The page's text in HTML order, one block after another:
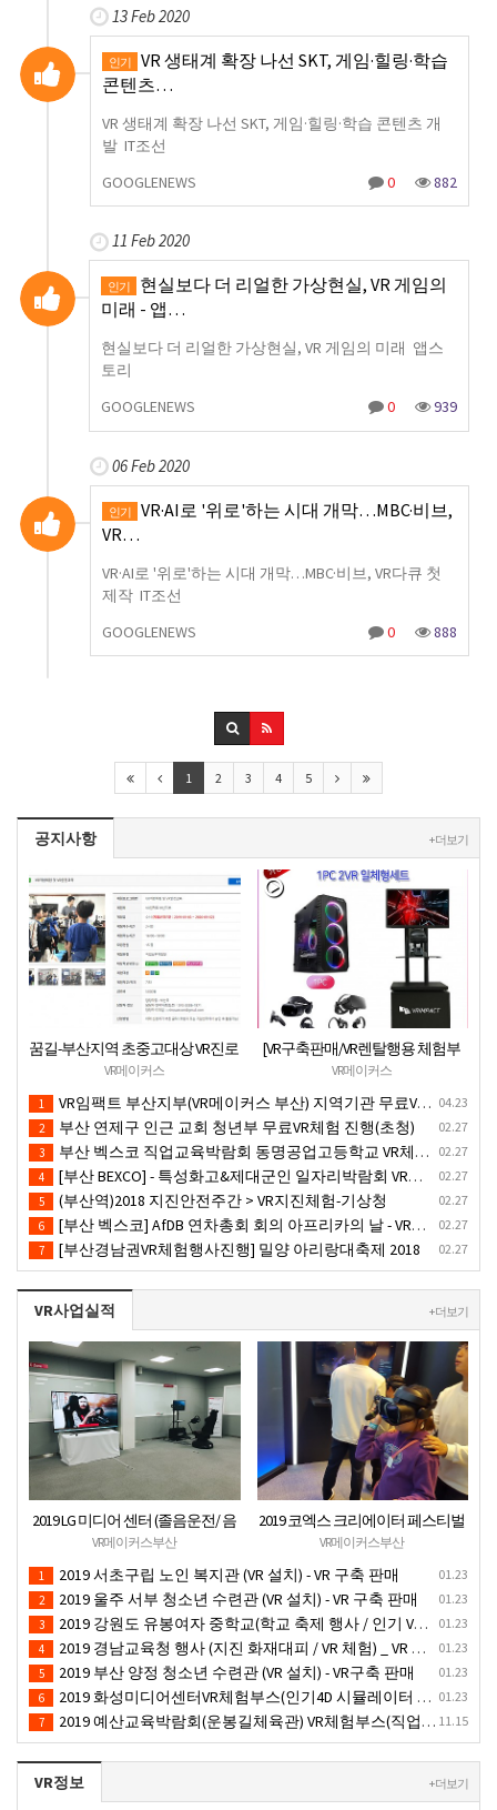
13 Feb 2020
인기
VR 생태계 확장 나선 SKT, 게임·힐링·학습
콘텐츠…
VR 생태계 확장 나선 SKT, 게임·힐링·학습 콘텐츠 개
발 IT조선
GOOGLENEWS
0 882
11 Feb 2020
인기
현실보다 더 리얼한 가상현실, VR 게임의
미래 - 앱…
현실보다 더 리얼한 가상현실, VR 게임의 미래 앱스
토리
GOOGLENEWS
0 939
06 Feb 2020
인기
VR·AI로 '위로'하는 시대 개막…MBC·비브,
VR…
VR·AI로 '위로'하는 시대 개막…MBC·비브, VR다큐 첫
제작 IT조선
GOOGLENEWS
0 888
1 2 3 4 5
공지사항 + 더보기
꿈길-부산지역 초중고대상 VR진로
직업체험 + VR안전교육 프로그램
운영공고
VR메이커스
[VR구축판매/VR렌탈행용 체험부
스][신제품](가성비최고) 1PC 2VR
일체형행사부스 세트(1부스-2인
따로 게임진행)
VR메이커스
04.23
1 VR임팩트 부산지부(VR메이커스 부산) 지역기관 무료VR체험서비스 제공
02.27
2 부산 연제구 인근 교회 청년부 무료VR체험 진행(초청)
02.27
3 부산 벡스코 직업교육박람회 동명공업고등학교 VR체험존
02.27
4 [부산 BEXCO] - 특성화고&제대군인 일자리박람회 VR체험부스운영(18.10.17)-VR행사
02.27
5 (부산역)2018 지진안전주간 > VR지진체험-기상청
02.27
6 [부산 벡스코] AfDB 연차총회 회의 아프리카의 날 - VR부스설치
02.27
7 [부산경남권VR체험행사진행] 밀양 아리랑대축제 2018
VR사업실적 + 더보기
2019 LG 미디어 센터 (졸음운전/ 음
주운전 체험 행사) VR 체험 - VR 렌탈
대여 행사
VR메이커스부산
2019 코엑스 크리에이터 페스티벌
VR체험 부스 (인기 VR 체험) - VR렌
탈대여 행사
VR메이커스부산
01.23
1 2019 서초구립 노인 복지관 (VR 설치) - VR 구축 판매
01.23
2 2019 울주 서부 청소년 수련관 (VR 설치) - VR 구축 판매
01.23
3 2019 강원도 유봉여자 중학교(학교 축제 행사 / 인기 VR 컨텐츠 ) - VR렌탈대여 행사
01.23
4 2019 경남교육청 행사 (지진 화재대피 / VR 체험) _ VR 렌탈대여행사
01.23
5 2019 부산 양정 청소년 수련관 (VR 설치) - VR구축 판매
01.23
6 2019 화성미디어센터VR체험부스(인기4D 시뮬레이터 체험)-VR렌탈대여 행사
11.15
7 2019 예산교육박람회(운봉길체육관) VR체험부스(직업진로체험 / 인기VR체험)-VR렌탈대여행사
VR정보 + 더보기